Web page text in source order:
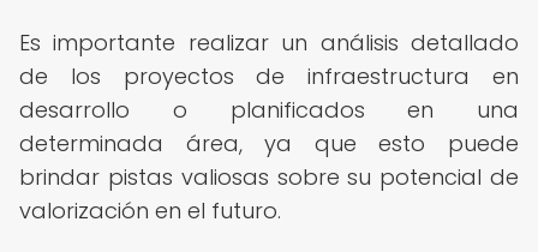
Es importante realizar un análisis detallado
de los proyectos de infraestructura en
desarrollo o planificados en una
determinada área, ya que esto puede
brindar pistas valiosas sobre su potencial de
valorización en el futuro.